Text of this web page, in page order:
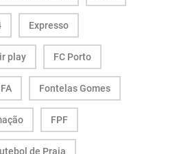
Expresso
play FC Porto
Fontelas Gomes
FPF
de Praia